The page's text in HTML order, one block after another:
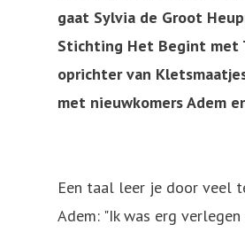
gaat Sylvia de Groot
Stichting Het Begint met
oprichter van
met nieuwkomers Adem
Een taal leer je door veel
Adem: "Ik was erg